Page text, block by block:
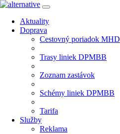
Aktuality
Doprava
Cestovný poriadok MHD
Trasy liniek DPMBB
Zoznam zastávok
Schémy liniek DPMBB
Tarifa
Služby
Reklama